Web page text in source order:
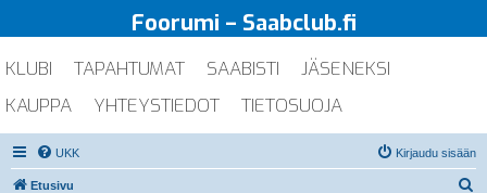
Foorumi – Saabclub.fi
KLUBI TAPAHTUMAT SAABISTI
JÄSENEKSI
KAUPPA
YHTEYSTIEDOT TIETOSUOJA
UKK Kirjaudu sisään
Etusivu